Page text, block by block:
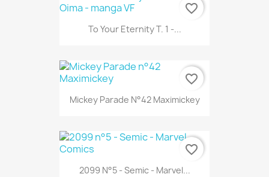
To Your Eternity T. 1 -...
favorite_border
Mickey Parade N°42 Maximickey
favorite_border
2099 N°5 - Semic - Marvel...
favorite_border